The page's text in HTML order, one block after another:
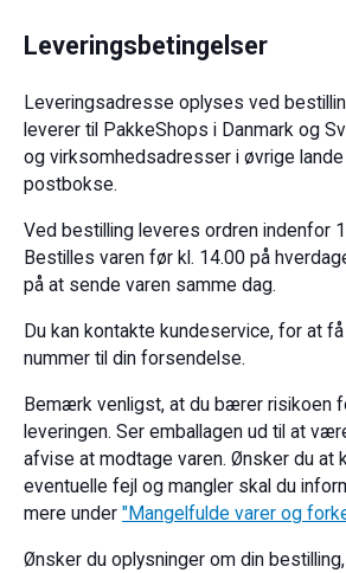
Leveringsbetingelser
Leveringsadresse oplyses ved
leverer til PakkeShops i Danmark og
og virksomhedsadresser i øvrige lande
postbokse.
Ved bestilling leveres ordren indenfor
Bestilles varen før kl. 14.00 på
på at sende varen samme dag.
Du kan kontakte kundeservice, for at
nummer til din forsendelse.
Bemærk venligst, at du bærer risikoen
leveringen. Ser emballagen ud til at
afvise at modtage varen. Ønsker du at
eventuelle fejl og mangler skal du
mere under "Mangelfulde varer og
Ønsker du oplysninger om din